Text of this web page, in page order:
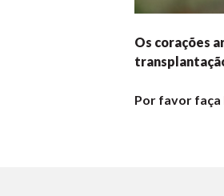
Os corações
Por favor faça